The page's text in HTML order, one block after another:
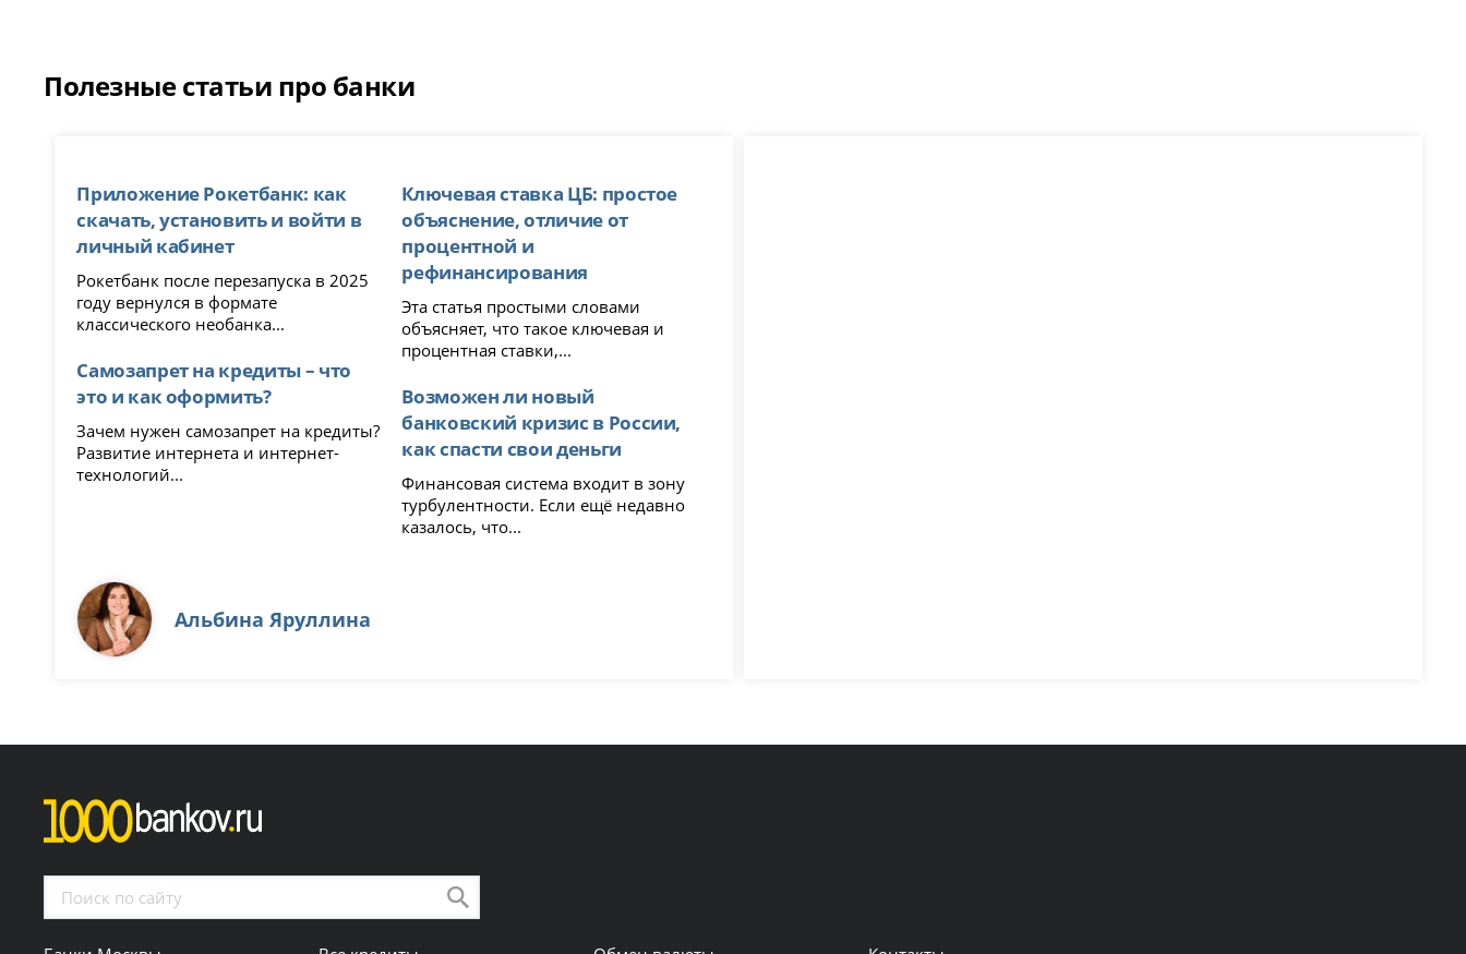
Полезные статьи про банки
Приложение Рокетбанк: как
скачать, установить и войти в
личный кабинет
Рокетбанк после перезапуска в 2025
году вернулся в формате
классического необанка...
Самозапрет на кредиты – что
это и как оформить?
Зачем нужен самозапрет на кредиты?
Развитие интернета и интернет-
технологий...
Ключевая ставка ЦБ: простое
объяснение, отличие от
процентной и
рефинансирования
Эта статья простыми словами
объясняет, что такое ключевая и
процентная ставки,...
Возможен ли новый
банковский кризис в России,
как спасти свои деньги
Финансовая система входит в зону
турбулентности. Если ещё недавно
казалось, что...
Альбина Яруллина